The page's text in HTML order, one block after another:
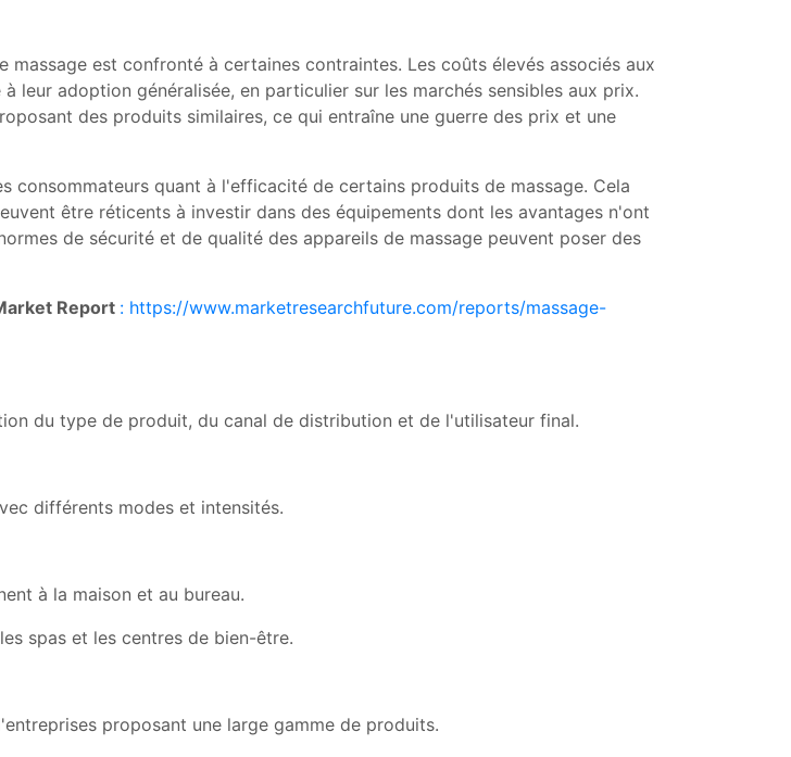
est confronté à certaines contraintes. Les coûts élevés associés aux
leur adoption généralisée, en particulier sur les marchés sensibles aux prix.
des produits similaires, ce qui entraîne une guerre des prix et une
consommateurs quant à l'efficacité de certains produits de massage. Cela
être réticents à investir dans des équipements dont les avantages n'ont
de sécurité et de qualité des appareils de massage peuvent poser des
Report : https://www.marketresearchfuture.com/reports/massage-
du type de produit, du canal de distribution et de l'utilisateur final.
différents modes et intensités.
à la maison et au bureau.
spas et les centres de bien-être.
proposant une large gamme de produits.